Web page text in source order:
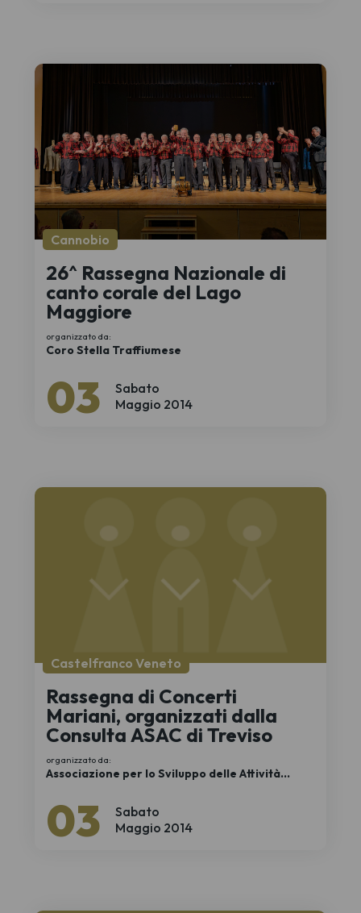
Sabato
03 Maggio 2014
Cannobio
26^ Rassegna Nazionale di
canto corale del Lago
Maggiore
organizzato da:
Coro Stella Traffiumese
Sabato
03 Maggio 2014
Castelfranco Veneto
Rassegna di Concerti
Mariani, organizzati dalla
Consulta ASAC di Treviso
organizzato da:
Associazione per lo Sviluppo delle Attività